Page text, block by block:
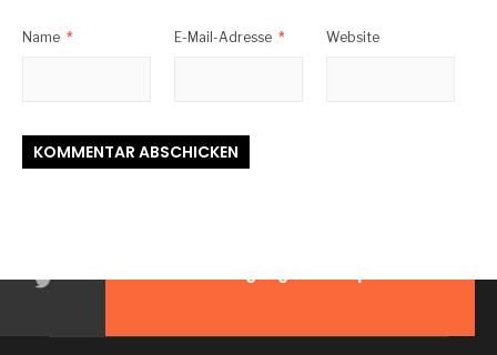
Name * E-Mail-Adresse * Website